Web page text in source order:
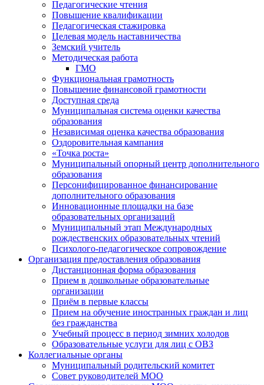
Педагогические чтения
Повышение квалификации
Педагогическая стажировка
Целевая модель наставничества
Земский учитель
Методическая работа
ГМО
Функциональная грамотность
Повышение финансовой грамотности
Доступная среда
Муниципальная система оценки качества
образования
Независимая оценка качества образования
Оздоровительная кампания
«Точка роста»
Муниципальный опорный центр дополнительного
образования
Персонифицированное финансирование
дополнительного образования
Инновационные площадки на базе
образовательных организаций
Муниципальный этап Международных
рождественских образовательных чтений
Психолого-педагогическое сопровождение
Организация предоставления образования
Дистанционная форма образования
Прием в дошкольные образовательные
организации
Приём в первые классы
Прием на обучение иностранных граждан и лиц
без гражданства
Учебный процесс в период зимних холодов
Образовательные услуги для лиц с ОВЗ
Коллегиальные органы
Муниципальный родительский комитет
Совет руководителей МОО